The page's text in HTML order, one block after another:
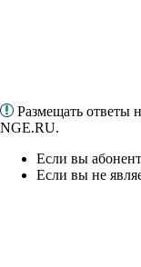
Размещать ответы
NGE.RU.
Если вы
Если вы не